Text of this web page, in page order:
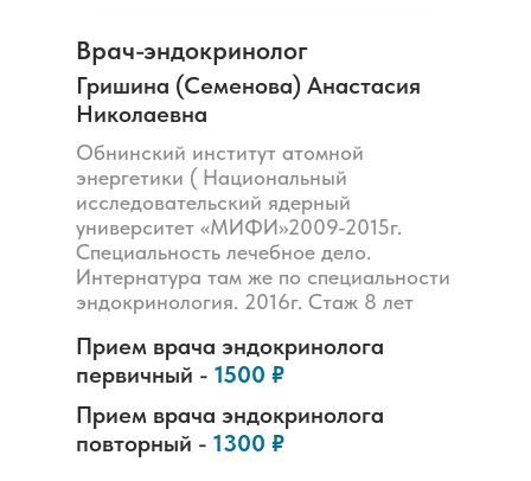
Врач-эндокринолог
Обнинский институт атомной
энергетики ( Национальный
исследовательский ядерный
университет «МИФИ»2009-2015г.
Специальность лечебное дело.
Интернатура там же по специальности
эндокринология. 2016г. Стаж 8 лет
Прием врача эндокринолога
первичный - 1500 ₽
Прием врача эндокринолога
повторный - 1300 ₽
Гришина (Семенова) Анастасия
Николаевна